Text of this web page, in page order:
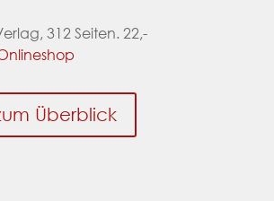
312 Seiten. 22,-
Überblick